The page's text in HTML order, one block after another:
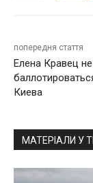
попередня стаття
Елена Кравец
Киева
МАТЕРІАЛИ У